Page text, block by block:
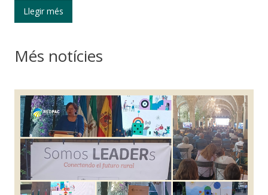
Llegir més
Més notícies